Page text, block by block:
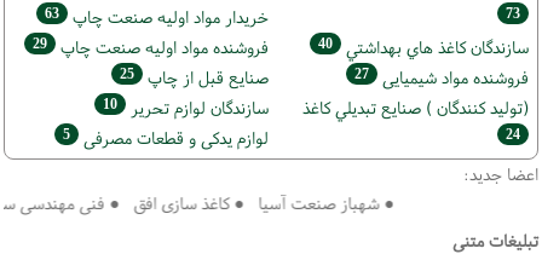
73 خريدار مواد اوليه صنعت چاپ 63
سازندگان كاغذ هاي بهداشتي 40 فروشنده مواد اوليه صنعت چاپ 29
فروشنده مواد شیمیایی 27 صنايع قبل از چاپ 25
(تولید كنندگان ) صنايع تبديلي كاغذ
24
سازندگان لوازم تحریر 10
لوازم یدکی و قطعات مصرفی 5
اعضا جدید:
● شهباز صنعت آسیا ● کاغذ سازی افق ● فنی مهندسی
تبلیغات متنی